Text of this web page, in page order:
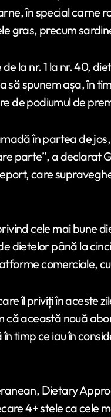
în special carne
gras, precum
la nr. 1 la nr. 40,
spunem așa, în
de podiumul de
în partea de
parte”, a declarat
care
cele mai bune
dietelor până la
comerciale,
îl priviți în aceste
că această nouă
timp ce iau în
Dietary
4+ stele ca cele